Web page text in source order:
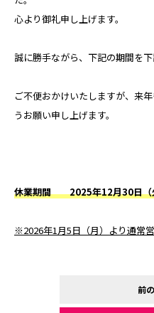
心より御礼申し上げます。
誠に勝手ながら、下記の期間を
ご不便おかけいたしますが、来
うお願い申し上げます。
休業期間 2025年12月30日（
※2026年1月5日（月）より通常
前